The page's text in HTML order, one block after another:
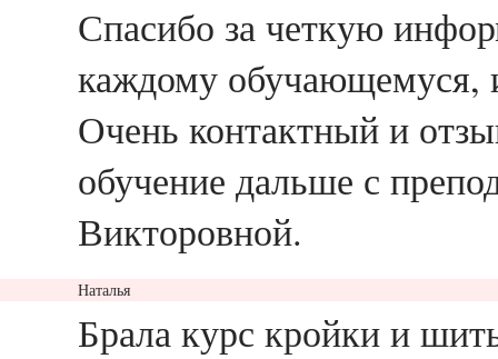
Спасибо за четкую
каждому
Очень контактный и
обучение дальше с
Викторовной.
Наталья
Брала курс кройки и